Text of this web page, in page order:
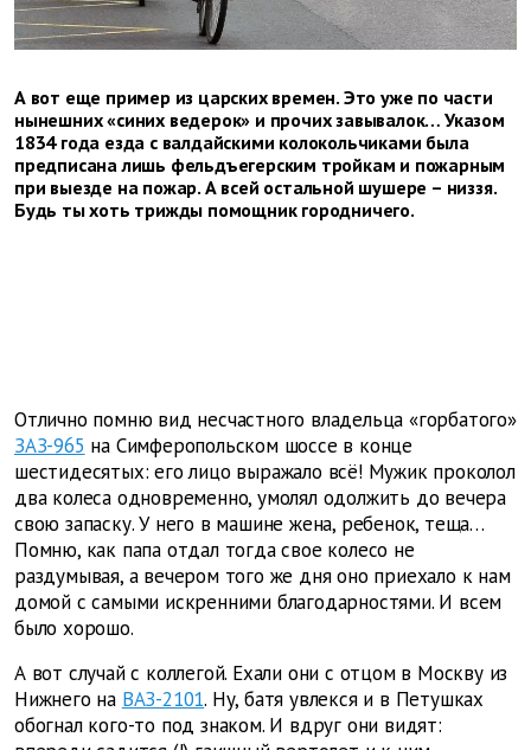
А вот еще пример из царских времен. Это уже по части
нынешних «синих ведерок» и прочих завывалок… Указом
1834 года езда с валдайскими колокольчиками была
предписана лишь фельдъегерским тройкам и пожарным
при выезде на пожар. А всей остальной шушере – низзя.
Будь ты хоть трижды помощник городничего.
Отлично помню вид несчастного владельца «горбатого»
ЗАЗ-965 на Симферопольском шоссе в конце
шестидесятых: его лицо выражало всё! Мужик проколол
два колеса одновременно, умолял одолжить до вечера
свою запаску. У него в машине жена, ребенок, теща…
Помню, как папа отдал тогда свое колесо не
раздумывая, а вечером того же дня оно приехало к нам
домой с самыми искренними благодарностями. И всем
было хорошо.
А вот случай с коллегой. Ехали они с отцом в Москву из
Нижнего на ВАЗ-2101. Ну, батя увлекся и в Петушках
обогнал кого-то под знаком. И вдруг они видят: